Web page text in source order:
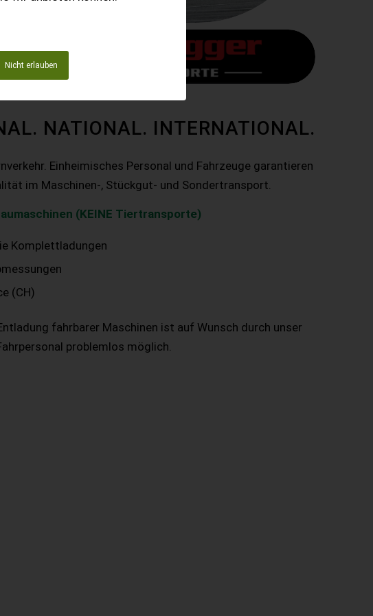
Nicht erlauben
NATIONAL. INTERNATIONAL.
Einheimisches Personal und Fahrzeuge garantieren
im Maschinen-, Stückgut- und Sondertransport.
(KEINE Tiertransporte)
Komplettladungen
(CH)
fahrbarer Maschinen ist auf Wunsch durch unser
problemlos möglich.